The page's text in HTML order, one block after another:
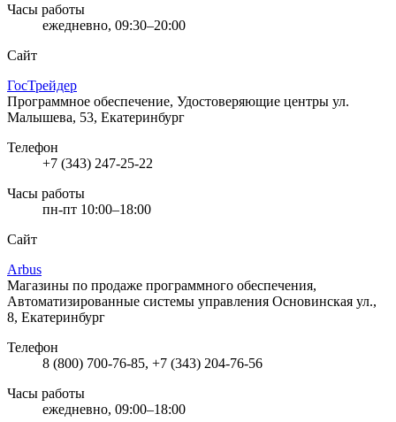
Часы работы
ежедневно, 09:30–20:00
Сайт
ГосТрейдер
Программное обеспечение, Удостоверяющие центры ул.
Малышева, 53, Екатеринбург
Телефон
+7 (343) 247-25-22
Часы работы
пн-пт 10:00–18:00
Сайт
Arbus
Магазины по продаже программного обеспечения,
Автоматизированные системы управления Основинская ул.,
8, Екатеринбург
Телефон
8 (800) 700-76-85, +7 (343) 204-76-56
Часы работы
ежедневно, 09:00–18:00